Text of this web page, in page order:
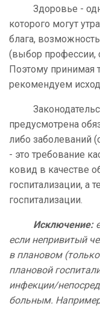
Здоровье - одно
которого могут
блага,
(выбор профессии,
Поэтому принимая
рекомендуем
предусмотрена
либо заболеваний
- это требование
ковид в качестве
госпитализации, а
госпитализации.
Исключение:
если непривитый
в плановом
плановой
инфекции/
больным.